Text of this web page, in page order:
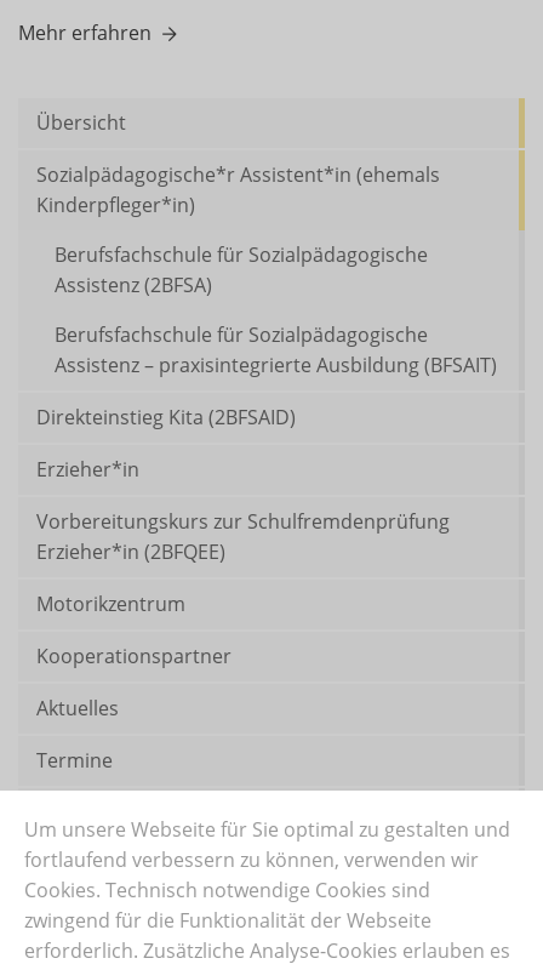
Übersicht
Sozialpädagogische*r Assistent*in (ehemals
Kinderpfleger*in)
Berufsfachschule für Sozialpädagogische
Assistenz (2BFSA)
Berufsfachschule für Sozialpädagogische
Assistenz – praxisintegrierte Ausbildung (BFSAIT)
Direkteinstieg Kita (2BFSAID)
Erzieher*in
Vorbereitungskurs zur Schulfremdenprüfung
Erzieher*in (2BFQEE)
Motorikzentrum
Kooperationspartner
Aktuelles
Termine
Mehr erfahren
Um unsere Webseite für Sie optimal zu gestalten und
fortlaufend verbessern zu können, verwenden wir
Cookies. Technisch notwendige Cookies sind
zwingend für die Funktionalität der Webseite
erforderlich. Zusätzliche Analyse-Cookies erlauben es